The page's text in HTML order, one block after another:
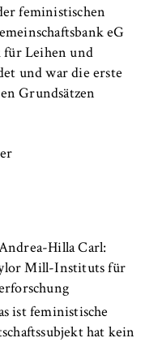
feministischen
eG
für Leihen und
und war die erste
Grundsätzen
Hilla Carl:
Mill-Instituts für
ist feministische
hat kein
Frontend-
die
bleibt.